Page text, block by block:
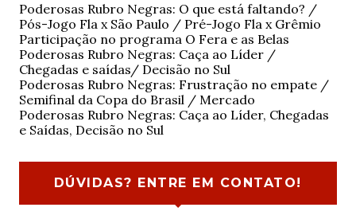
Poderosas Rubro Negras: O que está faltando? /
Pós-Jogo Fla x São Paulo / Pré-Jogo Fla x Grêmio
Participação no programa O Fera e as Belas
Poderosas Rubro Negras: Caça ao Líder /
Chegadas e saídas/ Decisão no Sul
Poderosas Rubro Negras: Frustração no empate /
Semifinal da Copa do Brasil / Mercado
Poderosas Rubro Negras: Caça ao Líder, Chegadas
e Saídas, Decisão no Sul
DÚVIDAS? ENTRE EM CONTATO!